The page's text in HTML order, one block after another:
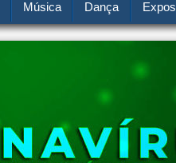
Música Dança